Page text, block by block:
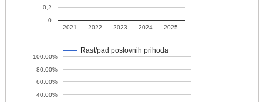
2021. 2022. 2023. 2024. 2025.
0
0,2
Rast/pad poslovnih prihoda
40,00%
60,00%
80,00%
100,00%